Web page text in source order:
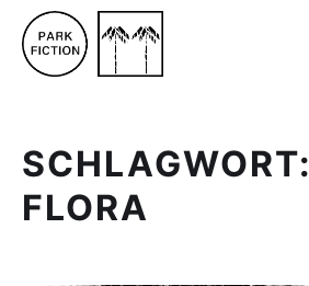
SCHLAGWORT:
FLORA